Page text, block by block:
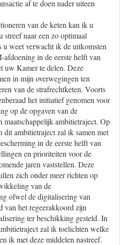
af te doen nader uiteen
van de keten kan ik u
streef naar een zo optimaal
weet verwacht ik de uitkomsten
in de eerste helft van
uw Kamer te delen. Deze
in mijn overwegingen ten
van de strafrechtketen. Voorts
het initiatief genomen voor
op de opgaven van de
maatschappelijk ambitietraject. Op
dit ambitietraject zal ik samen met
in de eerste helft van
en prioriteiten voor de
jaren vaststellen. Deze
zich onder meer richten op
van de
ofwel de digitalisering van
van het regeerakkoord zijn
ter beschikking gesteld. In
zal ik toelichten welke
ik met deze middelen nastreef.